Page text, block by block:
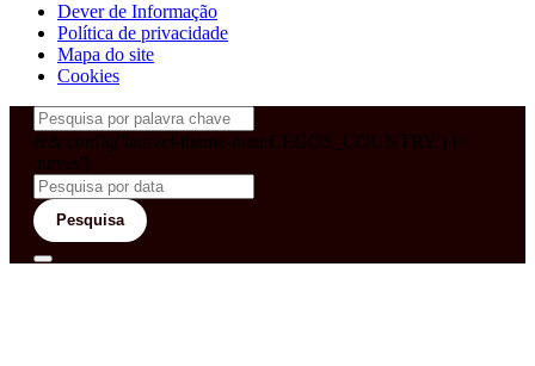
Dever de Informação
Política de privacidade
Mapa do site
Cookies
&& config('laravel-theme-inter.CEGOS_COUNTRY') !=
'neves')
Pesquisa